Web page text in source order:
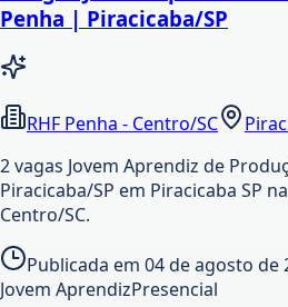
Penha | Piracicaba/SP
RHF Penha - Centro/SC
2 vagas Jovem Aprendiz de
Piracicaba/SP em Piracicaba SP
Centro/SC.
Publicada em 04 de agosto de
Jovem AprendizPresencial